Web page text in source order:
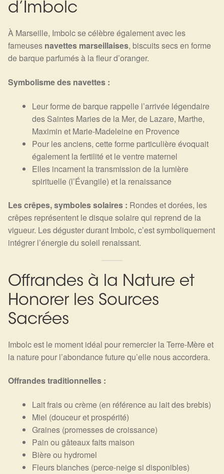
d’Imbolc
À Marseille, Imbolc se célèbre également avec les
fameuses navettes marseillaises, biscuits secs en forme
de barque parfumés à la fleur d’oranger.
Symbolisme des navettes :
Leur forme de barque rappelle l’arrivée légendaire
des Saintes Maries de la Mer, de Lazare, Marthe,
Maximin et Marie-Madeleine en Provence
Pour les anciens, cette forme particulière évoquait
également la fertilité et le ventre maternel
Elles incarnent la transmission de la lumière
spirituelle (l’Évangile) et la renaissance
Les crêpes, symboles solaires : Rondes et dorées, les
crêpes représentent le disque solaire qui reprend de la
vigueur. Les déguster durant Imbolc, c’est symboliquement
intégrer l’énergie du soleil renaissant.
Offrandes à la Nature et
Honorer les Sources
Sacrées
Imbolc est le moment idéal pour remercier la Terre-Mère et
la nature pour l’abondance future qu’elle nous accordera.
Offrandes traditionnelles :
Lait frais ou crème (en référence au lait des brebis)
Miel (douceur et prospérité)
Graines (promesses de croissance)
Pain ou gâteaux faits maison
Bière ou hydromel
Fleurs blanches (perce-neige si disponibles)